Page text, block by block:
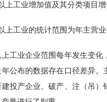
上工业增加值及其分类项目
上工业的统计范围为年主营业
上工业企业范围每年发生变
公布的数据存在口径差异
建投产企业、破产、注（吊